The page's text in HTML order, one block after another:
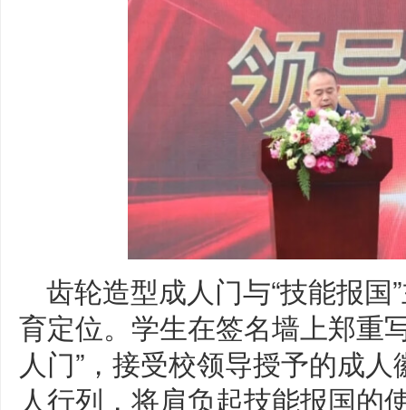
齿轮造型成人门与“技能报
育定位。学生在签名墙上郑重
人门”，接受校领导授予的成
人行列，将肩负起技能报国的